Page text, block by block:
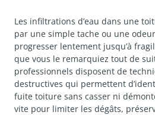
Les infiltrations d’eau dans une
par une simple tache ou une
progresser lentement jusqu’à
que vous le remarquiez tout de
professionnels disposent de
destructives qui permettent
fuite toiture sans casser ni
vite pour limiter les dégâts,